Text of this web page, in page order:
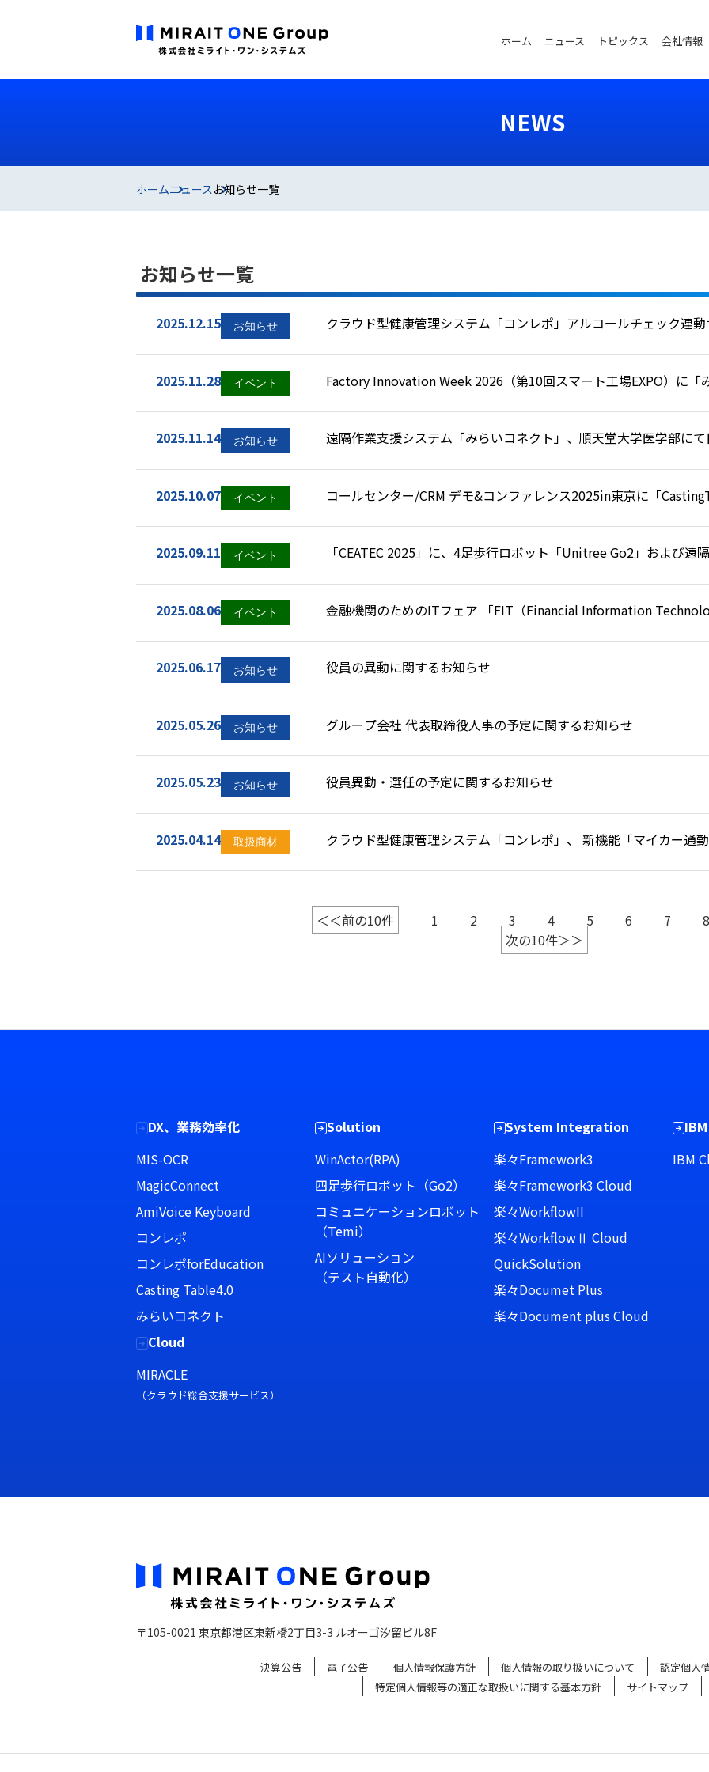
ホーム ニュース トピックス 会社情報
NEWS
ホームニュースお知らせ一覧
お知らせ一覧
2025.12.15
クラウド型健康管理システム「コンレポ」アルコールチェック連
2025.11.28
Factory Innovation Week 2026（第10回スマート工場EXPO）に「
2025.11.14
遠隔作業支援システム「みらいコネクト」、順天堂大学医学部に
2025.10.07
コールセンター/CRM デモ&コンファレンス2025in東京に「
2025.09.11
「CEATEC 2025」に、4足歩行ロボット「Unitree Go2」および遠
2025.08.06
金融機関のためのITフェア 「FIT（Financial Information
2025.06.17
役員の異動に関するお知らせ
2025.05.26 グループ会社 代表取締役人事の予定に関するお知らせ
2025.05.23 役員異動・選任の予定に関するお知らせ
2025.04.14
クラウド型健康管理システム「コンレポ」、 新機能「マイカー通
＜＜前の10件 1 2 3 4 5 6 7 8
次の10件＞＞
DX、業務効率化
MIS-OCR
MagicConnect
AmiVoice Keyboard
コンレポ
コンレポforEducation
Casting Table4.0
みらいコネクト
Solution
WinActor(RPA)
四足歩行ロボット（Go2）
コミュニケーションロボット
（Temi）
AIソリューション
（テスト自動化）
System Integration
楽々Framework3
楽々Framework3 Cloud
楽々WorkflowII
楽々WorkflowⅡ Cloud
QuickSolution
楽々Documet Plus
楽々Document plus Cloud
IBM
Cloud
MIRACLE
（クラウド総合支援サービス）
〒105-0021 東京都港区東新橋2丁目3-3 ルオーゴ汐留ビル8F
決算公告 電子公告 個人情報保護方針 個人情報の取り扱いについて
認定個人
特定個人情報等の適正な取扱いに関する基本方針
サイトマップ